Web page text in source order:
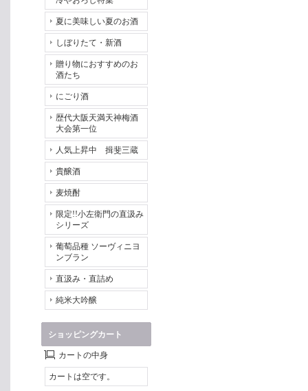
夏に美味しい夏のお酒
しぼりたて・新酒
贈り物におすすめのお
酒たち
にごり酒
歴代大阪天満天神梅酒
大会第一位
人気上昇中 揖斐三蔵
貴醸酒
麦焼酎
限定!!小左衛門の直汲み
シリーズ
葡萄品種 ソーヴィニヨ
ンブラン
直汲み・直詰め
純米大吟醸
ショッピングカート
カートの中身
カートは空です。